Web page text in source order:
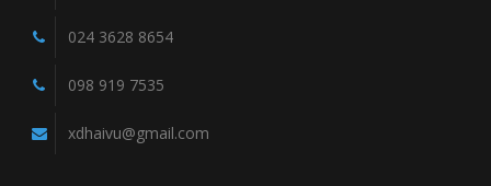
024 3628 8654
098 919 7535
xdhaivu@gmail.com